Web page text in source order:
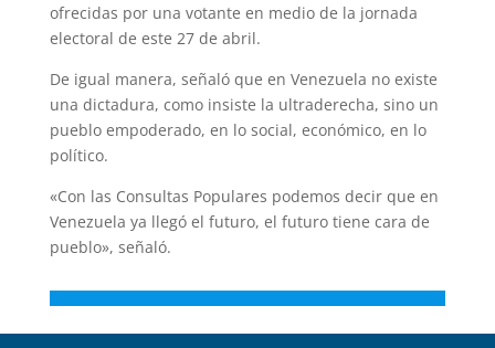
ofrecidas por una votante en medio de la jornada
electoral de este 27 de abril.
De igual manera, señaló que en Venezuela no existe
una dictadura, como insiste la ultraderecha, sino un
pueblo empoderado, en lo social, económico, en lo
político.
«Con las Consultas Populares podemos decir que en
Venezuela ya llegó el futuro, el futuro tiene cara de
pueblo», señaló.